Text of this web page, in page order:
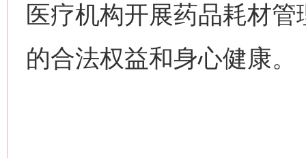
医疗机构开展药品耗材
的合法权益和身心健康。
网上购药对药下症？